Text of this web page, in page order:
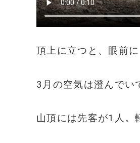
頂上に立つと、眼前に
3月の空気は澄んでい
山頂には先客が1人。